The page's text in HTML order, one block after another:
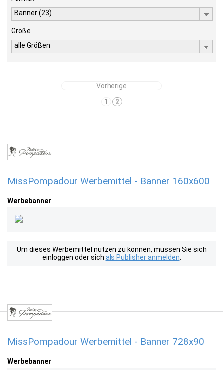
Banner (23)
Größe
alle Größen
Vorherige
1
2
MissPompadour Werbemittel - Banner 160x600
Werbebanner
Um dieses Werbemittel nutzen zu können, müssen Sie sich
einloggen oder sich als Publisher anmelden
MissPompadour Werbemittel - Banner 728x90
Werbebanner